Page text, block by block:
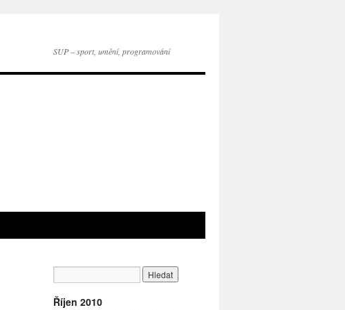
SUP – sport, umění, programování
Říjen 2010